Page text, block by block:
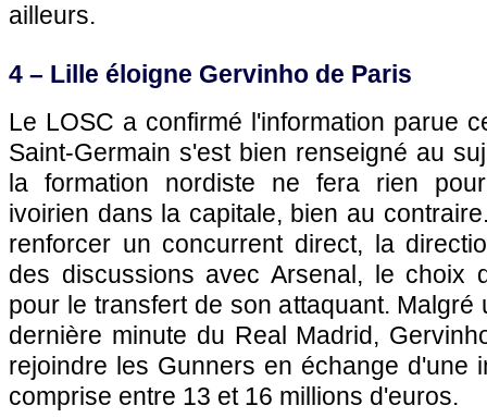
ailleurs.
4 – Lille éloigne Gervinho de Paris
Le LOSC a confirmé l'information parue
Saint-Germain s'est bien renseigné au
la formation nordiste ne fera rien
ivoirien dans la capitale, bien au
renforcer un concurrent direct, la
des discussions avec Arsenal, le choix
pour le transfert de son attaquant. Malgré
dernière minute du Real Madrid,
rejoindre les Gunners en échange d'une
comprise entre 13 et 16 millions d'euros.